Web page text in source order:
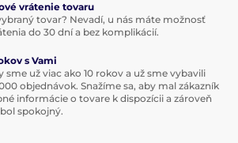
vrátenie tovaru
tovar? Nevadí, u nás máte možnosť
do 30 dní a bez komplikácií.
s Vami
sme už viac ako 10 rokov a už sme vybavili
objednávok. Snažíme sa, aby mal zákazník
informácie o tovare k dispozícii a zároveň
spokojný.